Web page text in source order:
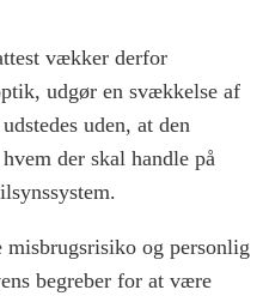
vækker derfor
udgør en svækkelse af
uden, at den
der skal handle på
misbrugsrisiko og personlig
begreber for at være